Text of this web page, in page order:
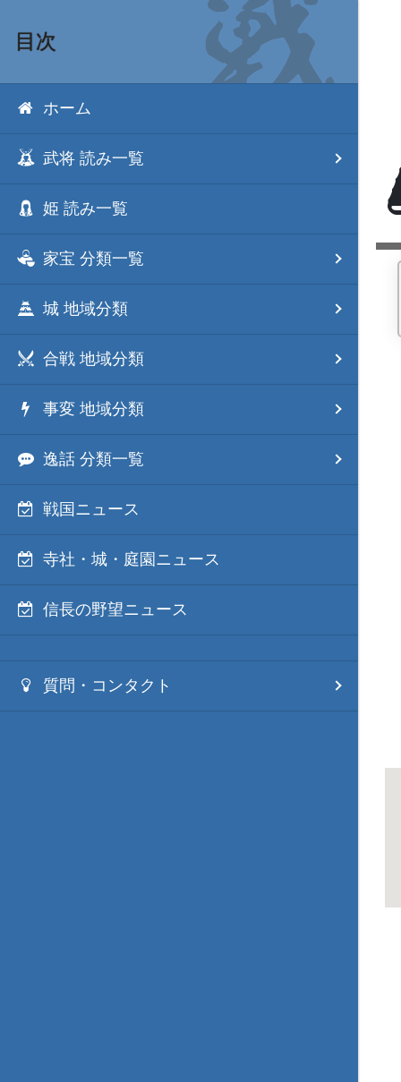
目次
ホーム
武将 読み一覧
姫 読み一覧
家宝 分類一覧
城 地域分類
合戦 地域分類
事変 地域分類
逸話 分類一覧
戦国ニュース
寺社・城・庭園ニュース
信長の野望ニュース
質問・コンタクト